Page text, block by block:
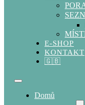
E-SHOP
KONTAKT
🇬🇧
Domů